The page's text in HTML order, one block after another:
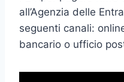
all’Agenzia delle
seguenti canali:
bancario o ufficio